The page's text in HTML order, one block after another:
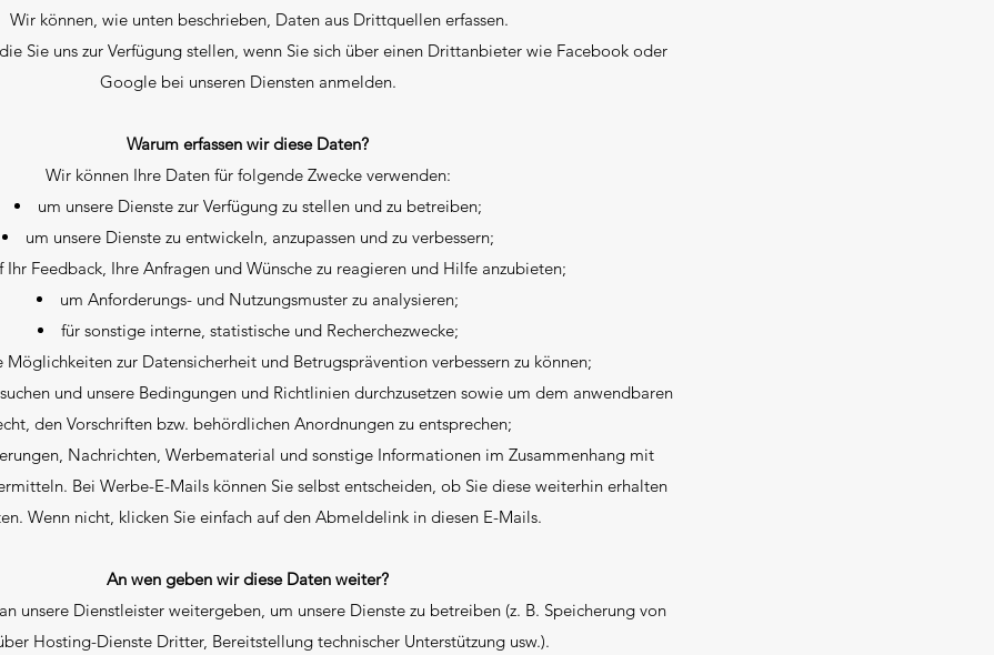
Wir können, wie unten beschrieben, Daten aus Drittquellen erfassen.
Sie uns zur Verfügung stellen, wenn Sie sich über einen Drittanbieter wie Facebook oder
Google bei unseren Diensten anmelden.
Warum erfassen wir diese Daten?
Wir können Ihre Daten für folgende Zwecke verwenden:
um unsere Dienste zur Verfügung zu stellen und zu betreiben;
um unsere Dienste zu entwickeln, anzupassen und zu verbessern;
Ihr Feedback, Ihre Anfragen und Wünsche zu reagieren und Hilfe anzubieten;
um Anforderungs- und Nutzungsmuster zu analysieren;
für sonstige interne, statistische und Recherchezwecke;
Möglichkeiten zur Datensicherheit und Betrugsprävention verbessern zu können;
und unsere Bedingungen und Richtlinien durchzusetzen sowie um dem anwendbaren
den Vorschriften bzw. behördlichen Anordnungen zu entsprechen;
Nachrichten, Werbematerial und sonstige Informationen im Zusammenhang mit
Bei Werbe-E-Mails können Sie selbst entscheiden, ob Sie diese weiterhin erhalten
Wenn nicht, klicken Sie einfach auf den Abmeldelink in diesen E-Mails.
An wen geben wir diese Daten weiter?
unsere Dienstleister weitergeben, um unsere Dienste zu betreiben (z. B. Speicherung von
Hosting-Dienste Dritter, Bereitstellung technischer Unterstützung usw.).